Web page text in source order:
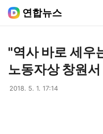
연합뉴스
"역사 바로 세우
노동자상 창원
2018. 5. 1. 17:14